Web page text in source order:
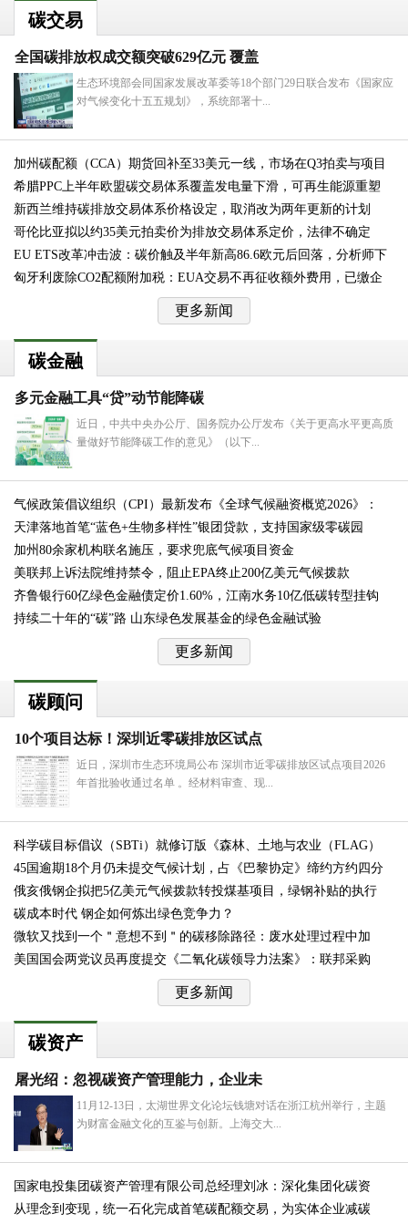
碳交易
全国碳排放权成交额突破629亿元 覆盖
生态环境部会同国家发展改革委等18个部门29日联合发布《国家应
对气候变化十五五规划》，系统部署十...
加州碳配额（CCA）期货回补至33美元一线，市场在Q3拍卖与项目
更
希腊PPC上半年欧盟碳交易体系覆盖发电量下滑，可再生能源重塑
新西兰维持碳排放交易体系价格设定，取消改为两年更新的计划
哥伦比亚拟以约35美元拍卖价为排放交易体系定价，法律不确定
EU ETS改革冲击波：碳价触及半年新高86.6欧元后回落，分析师下
调
匈牙利废除CO2配额附加税：EUA交易不再征收额外费用，已缴企
更多新闻
碳金融
多元金融工具“贷”动节能降碳
近日，中共中央办公厅、国务院办公厅发布《关于更高水平更高质
量做好节能降碳工作的意见》（以下...
气候政策倡议组织（CPI）最新发布《全球气候融资概览2026》：
天津落地首笔“蓝色+生物多样性”银团贷款，支持国家级零碳园
加州80余家机构联名施压，要求兜底气候项目资金
美联邦上诉法院维持禁令，阻止EPA终止200亿美元气候拨款
齐鲁银行60亿绿色金融债定价1.60%，江南水务10亿低碳转型挂钩
债
持续二十年的“碳”路 山东绿色发展基金的绿色金融试验
更多新闻
碳顾问
10个项目达标！深圳近零碳排放区试点
近日，深圳市生态环境局公布 深圳市近零碳排放区试点项目2026
年首批验收通过名单 。经材料审查、现...
科学碳目标倡议（SBTi）就修订版《森林、土地与农业（FLAG）
标
45国逾期18个月仍未提交气候计划，占《巴黎协定》缔约方约四分
俄亥俄钢企拟把5亿美元气候拨款转投煤基项目，绿钢补贴的执行
碳成本时代 钢企如何炼出绿色竞争力？
微软又找到一个＂意想不到＂的碳移除路径：废水处理过程中加
美国国会两党议员再度提交《二氧化碳领导力法案》：联邦采购
更多新闻
碳资产
屠光绍：忽视碳资产管理能力，企业未
11月12-13日，太湖世界文化论坛钱塘对话在浙江杭州举行，主题
为财富金融文化的互鉴与创新。上海交大...
国家电投集团碳资产管理有限公司总经理刘冰：深化集团化碳资
从理念到变现，统一石化完成首笔碳配额交易，为实体企业减碳